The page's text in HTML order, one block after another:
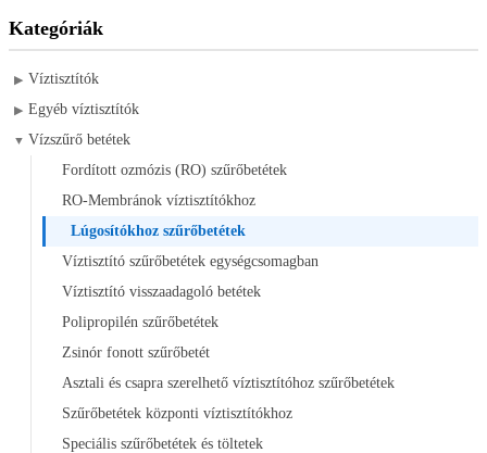
Kategóriák
▶ Víztisztítók
▶ Egyéb víztisztítók
▼ Vízszűrő betétek
Fordított ozmózis (RO) szűrőbetétek
RO-Membránok víztisztítókhoz
Lúgosítókhoz szűrőbetétek
Víztisztító szűrőbetétek egységcsomagban
Víztisztító visszaadagoló betétek
Polipropilén szűrőbetétek
Zsinór fonott szűrőbetét
Asztali és csapra szerelhető víztisztítóhoz szűrőbetétek
Szűrőbetétek központi víztisztítókhoz
Speciális szűrőbetétek és töltetek